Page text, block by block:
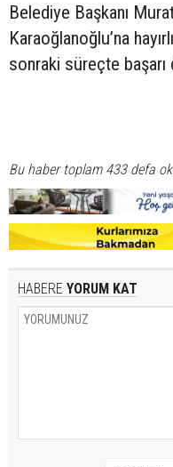
Belediye Başkanı
Karaoğlanoğlu’na
sonraki süreçte
Bu haber toplam 433 defa
HABERE YORUM KAT